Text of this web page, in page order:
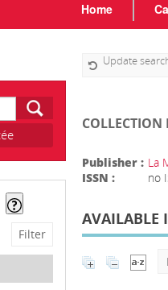
Home
Search
Update
COLLECTION
Publisher : La
ISSN :
no
AVAILABLE